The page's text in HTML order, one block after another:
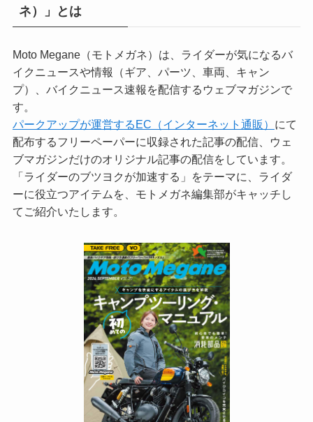
ネ）」とは
Moto Megane（モトメガネ）は、ライダーが気になるバ
イクニュースや情報（ギア、パーツ、車両、キャン
プ）、バイクニュース速報を配信するウェブマガジンで
す。
パークアップが運営するEC（インターネット通販） にて
配布するフリーペーパーに収録された記事の配信、ウェ
ブマガジンだけのオリジナル記事の配信をしています。
「ライダーのブツヨクが加速する」をテーマに、ライダ
ーに役立つアイテムを、モトメガネ編集部がキャッチし
てご紹介いたします。